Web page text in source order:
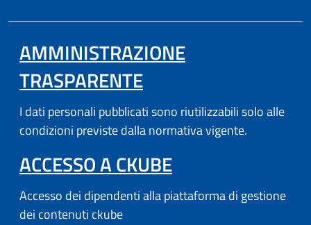
AMMINISTRAZIONE
TRASPARENTE
I dati personali pubblicati sono riutilizzabili solo alle
condizioni previste dalla normativa vigente.
ACCESSO A CKUBE(APRE IN
Accesso dei dipendenti alla piattaforma di gestione
dei contenuti ckube